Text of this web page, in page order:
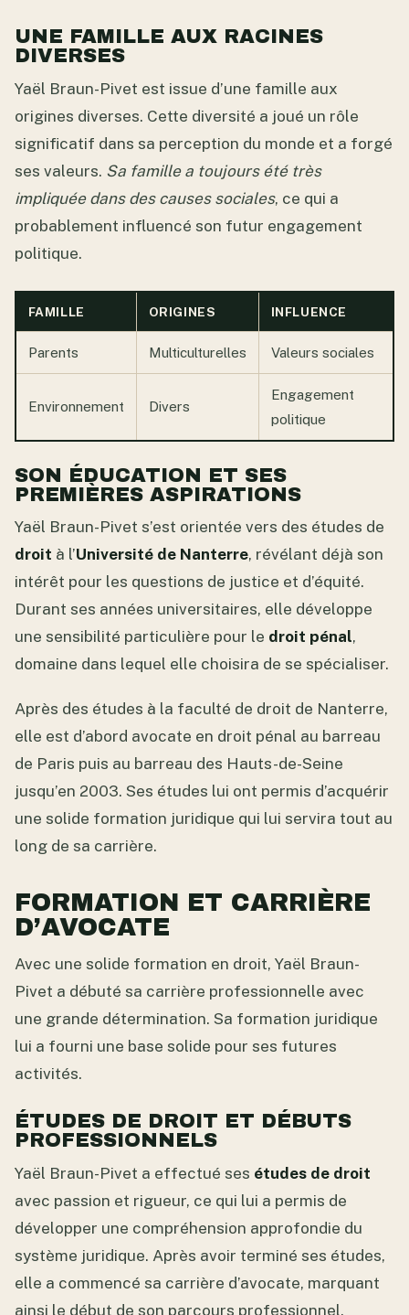
UNE FAMILLE AUX RACINES
DIVERSES
Yaël Braun-Pivet est issue d’une famille aux
origines diverses. Cette diversité a joué un rôle
significatif dans sa perception du monde et a forgé
ses valeurs. Sa famille a toujours été très
impliquée dans des causes sociales, ce qui a
probablement influencé son futur engagement
politique.
FAMILLE ORIGINES INFLUENCE
Parents Multiculturelles Valeurs sociales
Environnement Divers
Engagement
politique
SON ÉDUCATION ET SES
PREMIÈRES ASPIRATIONS
Yaël Braun-Pivet s’est orientée vers des études de
droit à l’Université de Nanterre, révélant déjà son
intérêt pour les questions de justice et d’équité.
Durant ses années universitaires, elle développe
une sensibilité particulière pour le droit pénal,
domaine dans lequel elle choisira de se spécialiser.
Après des études à la faculté de droit de Nanterre,
elle est d’abord avocate en droit pénal au barreau
de Paris puis au barreau des Hauts-de-Seine
jusqu’en 2003. Ses études lui ont permis d’acquérir
une solide formation juridique qui lui servira tout au
long de sa carrière.
FORMATION ET CARRIÈRE
D’AVOCATE
Avec une solide formation en droit, Yaël Braun-
Pivet a débuté sa carrière professionnelle avec
une grande détermination. Sa formation juridique
lui a fourni une base solide pour ses futures
activités.
ÉTUDES DE DROIT ET DÉBUTS
PROFESSIONNELS
Yaël Braun-Pivet a effectué ses études de droit
avec passion et rigueur, ce qui lui a permis de
développer une compréhension approfondie du
système juridique. Après avoir terminé ses études,
elle a commencé sa carrière d’avocate, marquant
ainsi le début de son parcours professionnel.